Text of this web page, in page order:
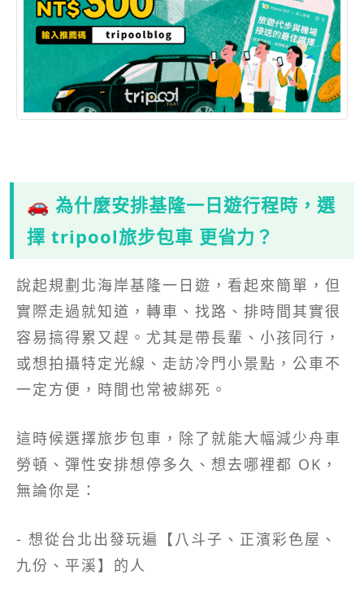
🚗 為什麼安排基隆一日遊行程時，選
擇 tripool旅步包車 更省力？
說起規劃北海岸基隆一日遊，看起來簡單，但
實際走過就知道，轉車、找路、排時間其實很
容易搞得累又趕。尤其是帶長輩、小孩同行，
或想拍攝特定光線、走訪冷門小景點，公車不
一定方便，時間也常被綁死。
這時候選擇旅步包車，除了就能大幅減少舟車
勞頓、彈性安排想停多久、想去哪裡都 OK，
無論你是：
- 想從台北出發玩遍【八斗子、正濱彩色屋、
九份、平溪】的人